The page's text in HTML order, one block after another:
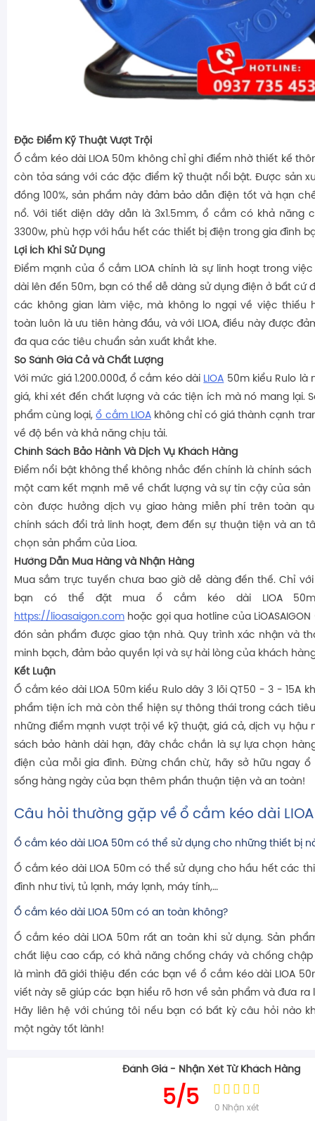
Đặc Điểm Kỹ Thuật Vượt Trội
Ổ cắm kéo dài LIOA 50m không chỉ ghi điểm nhờ thiết kế
còn tỏa sáng với các đặc điểm kỹ thuật nổi bật. Được sản
đồng 100%, sản phẩm này đảm bảo dẫn điện tốt và hạn
nổ. Với tiết diện dây dẫn là 3x1.5mm, ổ cắm có khả năng
3300w, phù hợp với hầu hết các thiết bị điện trong gia đình
Lợi Ích Khi Sử Dụng
Điểm mạnh của ổ cắm LIOA chính là sự linh hoạt trong việc
dài lên đến 50m, bạn có thể dễ dàng sử dụng điện ở bất cứ
các không gian làm việc, mà không lo ngại về việc thiếu
toàn luôn là ưu tiên hàng đầu, và với LIOA, điều này được
đa qua các tiêu chuẩn sản xuất khắt khe.
So Sánh Giá Cả và Chất Lượng
Với mức giá 1.200.000đ, ổ cắm kéo dài LIOA 50m kiểu Rulo là
giá, khi xét đến chất lượng và các tiện ích mà nó mang lại.
phẩm cùng loại,ổ cắm LIOAkhông chỉ có giá thành cạnh
về độ bền và khả năng chịu tải.
Chính Sách Bảo Hành Và Dịch Vụ Khách Hàng
Điểm nổi bật không thể không nhắc đến chính là chính sách
một cam kết mạnh mẽ về chất lượng và sự tin cậy của sản
còn được hưởng dịch vụ giao hàng miễn phí trên toàn
chính sách đổi trả linh hoạt, đem đến sự thuận tiện và an
chọn sản phẩm của Lioa.
Hướng Dẫn Mua Hàng và Nhận Hàng
Mua sắm trực tuyến chưa bao giờ dễ dàng đến thế. Chỉ
bạn có thể đặt mua ổ cắm kéo dài LIOA
https://lioasaigon.com hoặc gọi qua hotline của
đón sản phẩm được giao tận nhà. Quy trình xác nhận và
minh bạch, đảm bảo quyền lợi và sự hài lòng của khách
Kết Luận
Ổ cắm kéo dài LIOA 50m kiểu Rulo dây 3 lõi QT50 - 3 - 15A
phẩm tiện ích mà còn thể hiện sự thông thái trong cách
những điểm mạnh vượt trội về kỹ thuật, giá cả, dịch vụ hậu
sách bảo hành dài hạn, đây chắc chắn là sự lựa chọn
điện của mỗi gia đình. Đừng chần chừ, hãy sở hữu ngay ổ
sống hàng ngày của bạn thêm phần thuận tiện và an toàn!
Câu hỏi thường gặp về ổ cắm kéo dài
Ổ cắm kéo dài LIOA 50m có thể sử dụng cho những thiết bị
Ổ cắm kéo dài LIOA 50m có thể sử dụng cho hầu hết các
đình như tivi, tủ lạnh, máy lạnh, máy tính,…
Ổ cắm kéo dài LIOA 50m có an toàn không?
Ổ cắm kéo dài LIOA 50m rất an toàn khi sử dụng. Sản
chất liệu cao cấp, có khả năng chống cháy và chống chập
là mình đã giới thiệu đến các bạn về ổ cắm kéo dài LIOA
viết này sẽ giúp các bạn hiểu rõ hơn về sản phẩm và đưa ra
Hãy liên hệ với chúng tôi nếu bạn có bất kỳ câu hỏi nào
một ngày tốt lành!
Đánh Giá - Nhận Xét Từ Khách Hàng
5/5 0 Nhận xét